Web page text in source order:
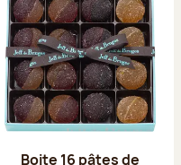
Boite 16 pâtes de